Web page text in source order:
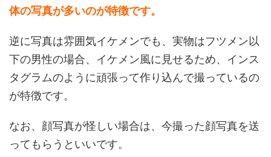
体の写真が多いのが特徴です。
逆に写真は雰囲気イケメンでも、実物はフツメン以
下の男性の場合、イケメン風に見せるため、インス
タグラムのように頑張って作り込んで撮っているの
が特徴です。
なお、顔写真が怪しい場合は、今撮った顔写真を送
ってもらうといいです。